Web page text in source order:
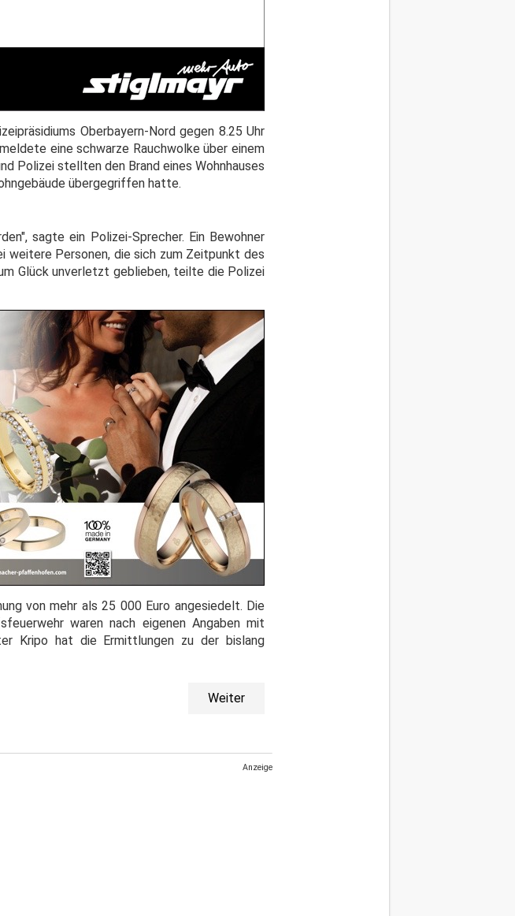
Oberbayern-Nord gegen 8.25 Uhr
eine schwarze Rauchwolke über einem
Polizei stellten den Brand eines Wohnhauses
übergegriffen hatte.
sagte ein Polizei-Sprecher. Ein Bewohner
weitere Personen, die sich zum Zeitpunkt des
Glück unverletzt geblieben, teilte die Polizei
von mehr als 25 000 Euro angesiedelt. Die
waren nach eigenen Angaben mit
Kripo hat die Ermittlungen zu der bislang
Weiter
Anzeige